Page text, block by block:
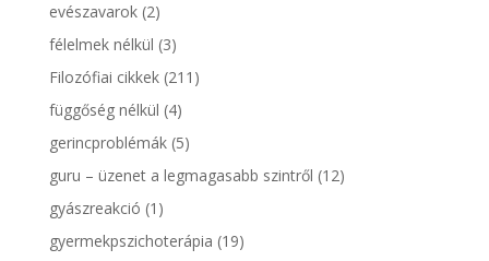
evészavarok(2)
félelmek nélkül (3)
Filozófiai cikkek(211)
függőség nélkül (4)
gerincproblémák(5)
guru – üzenet a legmagasabb szintről (12)
gyászreakció (1)
gyermekpszichoterápia (19)